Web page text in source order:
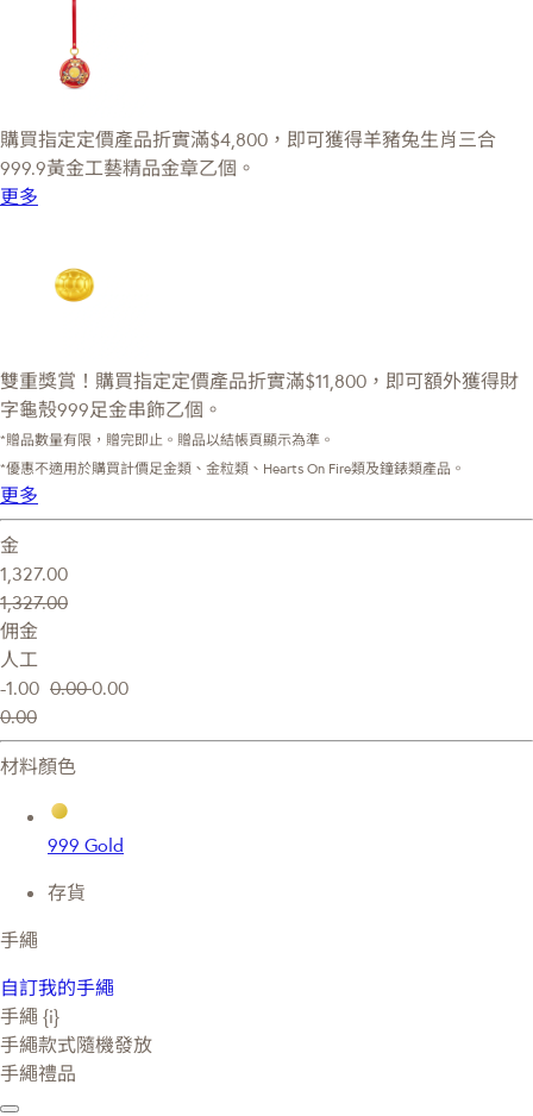
購買指定定價產品折實滿$4,800，即可獲得羊豬兔生肖三合
999.9黃金工藝精品金章乙個。
更多
雙重獎賞！購買指定定價產品折實滿$11,800，即可額外獲得財
字龜殼999足金串飾乙個。
*贈品數量有限，贈完即止。贈品以結帳頁顯示為準。
*優惠不適用於購買計價足金類、金粒類、Hearts On Fire類及鐘錶類產品。
更多
金
1,327.00
1,327.00
佣金
人工
-1.00 0.000.00
0.00
材料顏色
999 Gold
存貨
手繩
自訂我的手繩
手繩 {i}
手繩款式隨機發放
手繩禮品